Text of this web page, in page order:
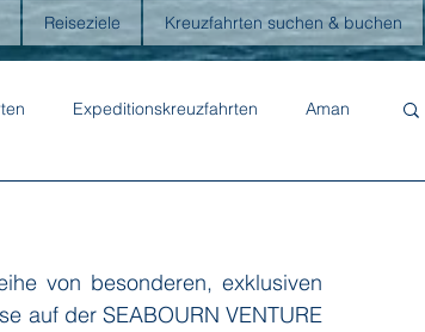
Reiseziele Kreuzfahrten suchen & buchen
Expeditionskreuzfahrten Aman
Phoenix Reisen
von besonderen, exklusiven
auf der SEABOURN VENTURE